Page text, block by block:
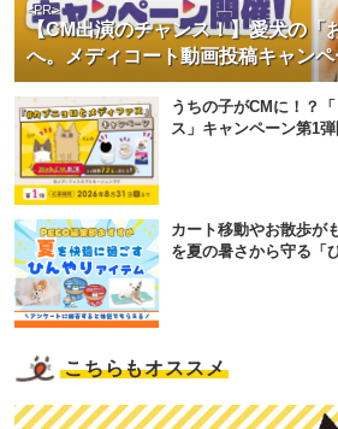
【CM出演のチャンス！】愛犬の「
へ。メディコート動画投稿キャン
<PR>
うちの子がCMに！？
ス」キャンペーン第1弾
カート移動やお散歩が
を夏の暑さから守る「
こちらもオススメ